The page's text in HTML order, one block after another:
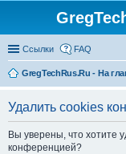
Ссылки FAQ
GregTechRus.Ru - На
Удалить cookies
Вы уверены, что хотите
конференцией?